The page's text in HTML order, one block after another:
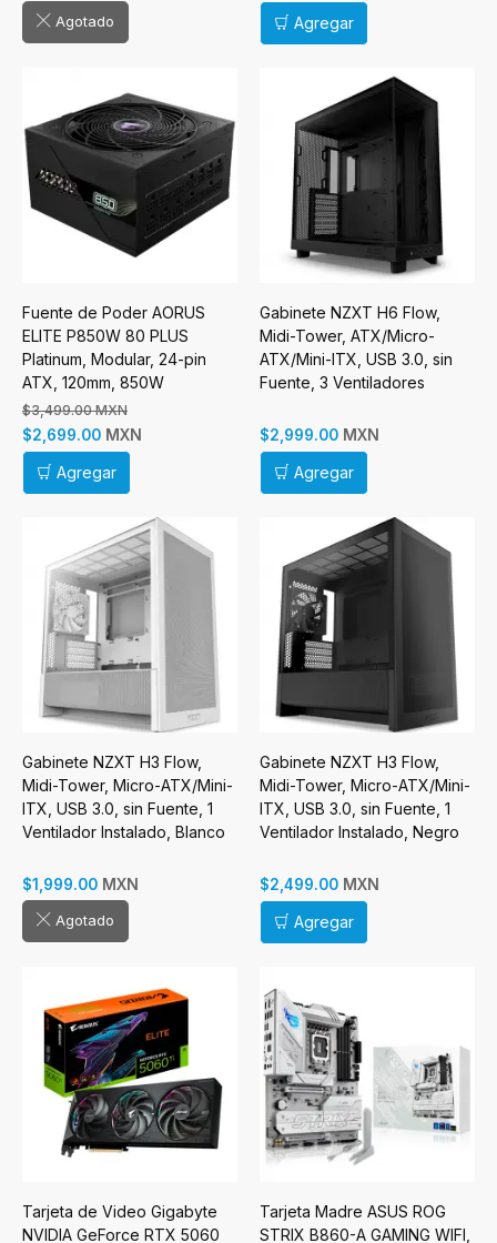
Agotado Agregar
Fuente de Poder AORUS
ELITE P850W 80 PLUS
Platinum, Modular, 24-pin
ATX, 120mm, 850W
$3,499.00 MXN
$2,699.00 MXN
Agregar
Gabinete NZXT H6 Flow,
Midi-Tower, ATX/Micro-
ATX/Mini-ITX, USB 3.0, sin
Fuente, 3 Ventiladores
$2,999.00 MXN
Agregar
Gabinete NZXT H3 Flow,
Midi-Tower, Micro-ATX/Mini-
ITX, USB 3.0, sin Fuente, 1
Ventilador Instalado, Blanco
$1,999.00 MXN
Agotado
Gabinete NZXT H3 Flow,
Midi-Tower, Micro-ATX/Mini-
ITX, USB 3.0, sin Fuente, 1
Ventilador Instalado, Negro
$2,499.00 MXN
Agregar
Tarjeta de Video Gigabyte
NVIDIA GeForce RTX 5060
Tarjeta Madre ASUS ROG
STRIX B860-A GAMING WIFI,